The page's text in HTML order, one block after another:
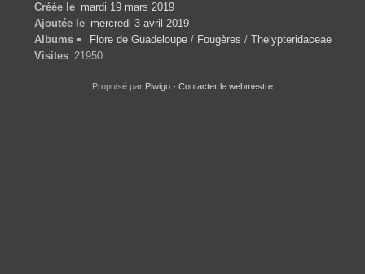
Créée le mardi 19 mars 2019
Ajoutée le mercredi 3 avril 2019
Albums
Flore de Guadeloupe/ Fougères / Thelypteridaceae
Visites 21950
Propulsé par Piwigo - Contacter le webmestre